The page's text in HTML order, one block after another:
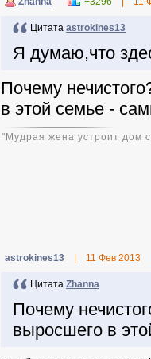
Цитата astrokines13
Я думаю,что
Почему
в этой семье -
"Мудрая жена устроит дом
astrokines13 11 Фев 2013
Цитата Zhanna
Почему
выросшего в